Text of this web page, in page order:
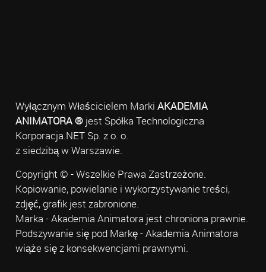
Wyłącznym Właścicielem Marki AKADEMIA
ANIMATORA ®jest Spółka Technologiczna
Korporacja.NET Sp. z o. o.
z siedzibą w Warszawie.
Copyright © - Wszelkie Prawa Zastrzeżone.
Kopiowanie, powielanie i wykorzystywanie treści,
zdjęć, grafik jest zabronione.
Marka - Akademia Animatora jest chroniona prawnie.
Podszywanie się pod Markę - Akademia Animatora
wiąże się z konsekwencjami prawnymi.